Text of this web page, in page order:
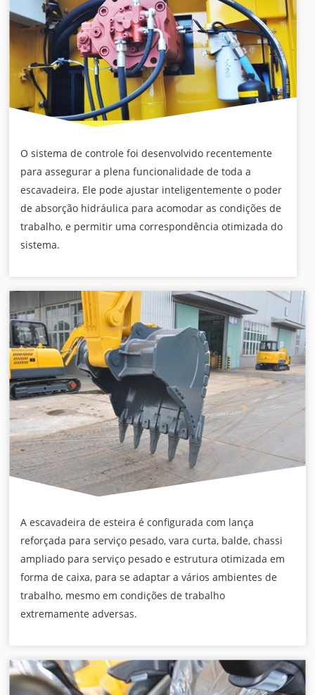
O sistema de controle foi desenvolvido recentemente
para assegurar a plena funcionalidade de toda a
escavadeira. Ele pode ajustar inteligentemente o poder
de absorção hidráulica para acomodar as condições de
trabalho, e permitir uma correspondência otimizada do
sistema.
A escavadeira de esteira é configurada com lança
reforçada para serviço pesado, vara curta, balde, chassi
ampliado para serviço pesado e estrutura otimizada em
forma de caixa, para se adaptar a vários ambientes de
trabalho, mesmo em condições de trabalho
extremamente adversas.